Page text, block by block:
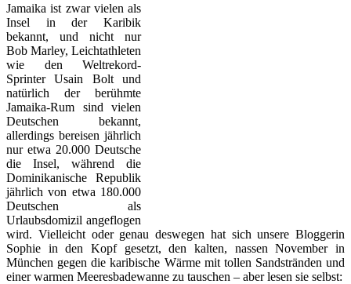
Jamaika ist zwar vielen als
Insel in der Karibik
bekannt, und nicht nur
Bob Marley, Leichtathleten
wie den Weltrekord-
Sprinter Usain Bolt und
natürlich der berühmte
Jamaika-Rum sind vielen
Deutschen bekannt,
allerdings bereisen jährlich
nur etwa 20.000 Deutsche
die Insel, während die
Dominikanische Republik
jährlich von etwa 180.000
Deutschen als
Urlaubsdomizil angeflogen
wird. Vielleicht oder genau deswegen hat sich unsere Bloggerin
Sophie in den Kopf gesetzt, den kalten, nassen November in
München gegen die karibische Wärme mit tollen Sandstränden und
einer warmen Meeresbadewanne zu tauschen – aber lesen sie selbst: